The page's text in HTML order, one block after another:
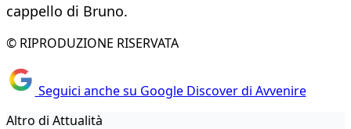
cappello di Bruno.
© RIPRODUZIONE RISERVATA
Seguici anche su Google Discover di Avvenire
Altro di Attualità